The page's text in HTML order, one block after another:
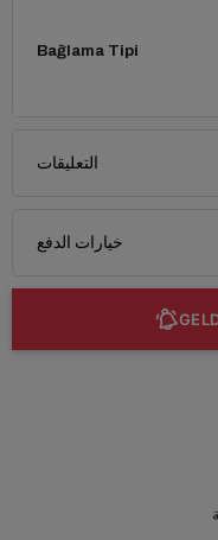
Bağlama Tipi
التعليقات
خيارات الدفع